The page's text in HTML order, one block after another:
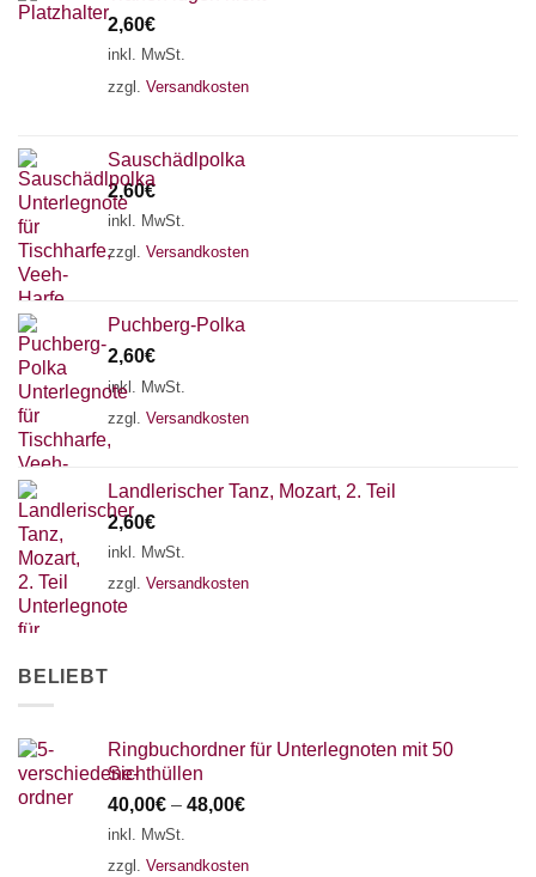
2,60€
inkl. MwSt.
zzgl. Versandkosten
Sauschädlpolka
2,60€
inkl. MwSt.
zzgl. Versandkosten
Puchberg-Polka
2,60€
inkl. MwSt.
zzgl. Versandkosten
Landlerischer Tanz, Mozart, 2. Teil
2,60€
inkl. MwSt.
zzgl. Versandkosten
BELIEBT
Ringbuchordner für Unterlegnoten mit 50
Sichthüllen
40,00€ – 48,00€
inkl. MwSt.
zzgl. Versandkosten